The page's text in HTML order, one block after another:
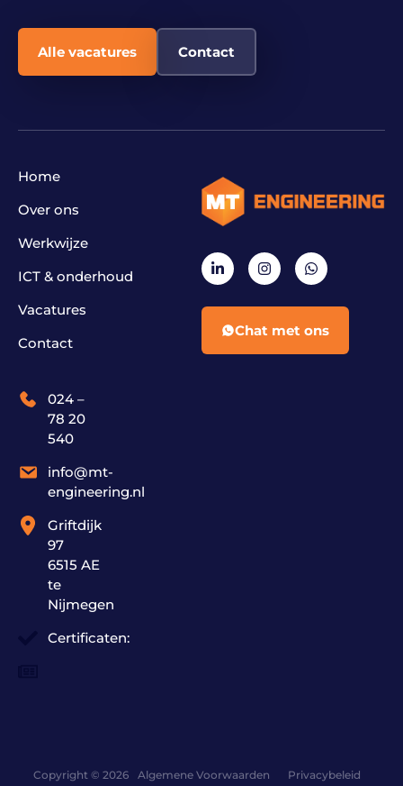
Alle vacatures Contact
Chat met ons
Home
Over ons
Werkwijze
ICT & onderhoud
Vacatures
Contact
024 –
78 20
540
info@mt-
engineering.nl
Griftdijk
97
6515 AE
te
Nijmegen
Certificaten:
Copyright © 2026 Algemene Voorwaarden Privacybeleid